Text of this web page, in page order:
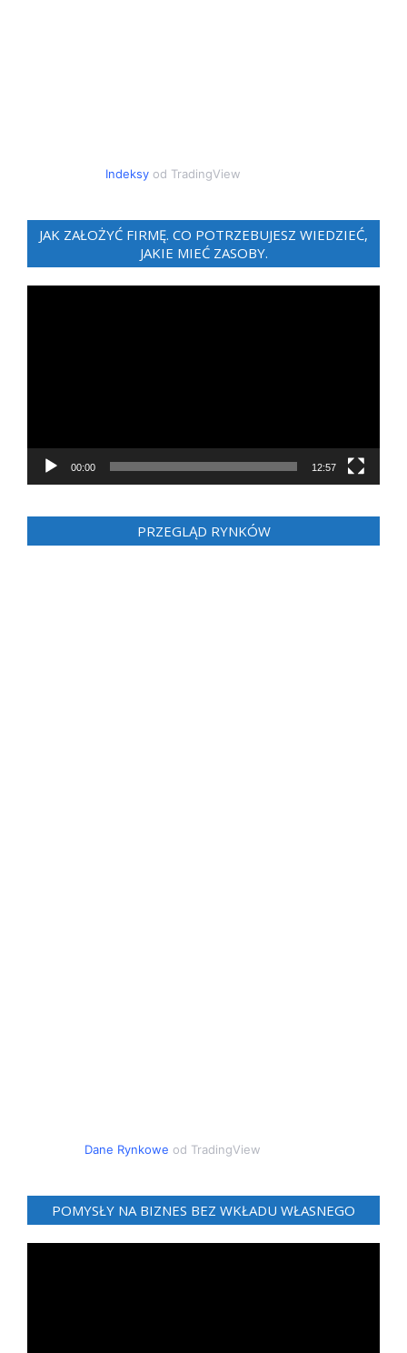
Indeksyod TradingView
JAK ZAŁOŻYĆ FIRMĘ. CO POTRZEBUJESZ WIEDZIEĆ,
JAKIE MIEĆ ZASOBY.
00:00 12:57
PRZEGLĄD RYNKÓW
Dane Rynkowe od TradingView
POMYSŁY NA BIZNES BEZ WKŁADU WŁASNEGO